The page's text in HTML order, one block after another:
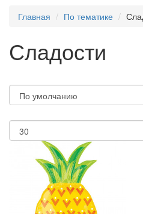
Главная
По тематике
Сладости